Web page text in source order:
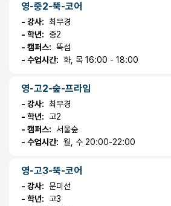
영-중2-뚝-코어
- 강사: 최무경
- 학년:
중2
- 캠퍼스:
뚝섬
- 수업시간: 화, 목 16:00 - 18:00
영-고2-숲-프라임
- 강사: 최무경
- 학년:
고2
- 캠퍼스:
서울숲
- 수업시간: 월, 수 20:00-22:00
영-고3-뚝-코어
- 강사: 문미선
- 학년:
고3